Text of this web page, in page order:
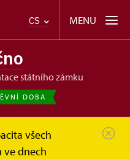
CS MENU
státního zámku
DOBA
všech
ve dnech
průvodce